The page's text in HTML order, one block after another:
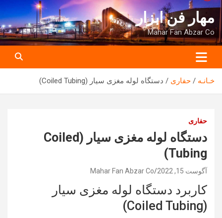
به
محتوا
برویدمهار فن ابزار
Mahar Fan Abzar Co
خـانـه حفاری دستگاه لوله مغزی سیار (Coiled Tubing)
حفاری
دستگاه لوله مغزی سیار (Coiled
Tubing)
آگوست 15, 2022 Mahar Fan Abzar Co
کاربرد دستگاه لوله مغزی سیار
(Coiled Tubing)